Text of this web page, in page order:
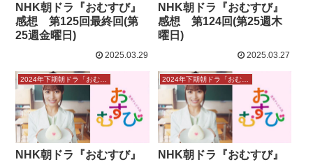
NHK朝ドラ『おむすび』
感想 第125回最終回(第
25週金曜日)
2025.03.29
NHK朝ドラ『おむすび』
感想 第124回(第25週木
曜日)
2025.03.27
2024年下期朝ドラ「おむすび」感想
NHK朝ドラ『おむすび』
NHK朝ドラ『おむすび』